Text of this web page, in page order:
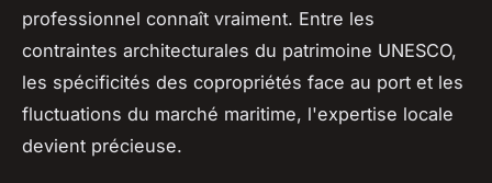
professionnel connaît vraiment. Entre les
contraintes architecturales du patrimoine UNESCO,
les spécificités des copropriétés face au port et les
fluctuations du marché maritime, l'expertise locale
devient précieuse.